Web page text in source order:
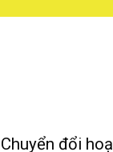
Chuyển đổi